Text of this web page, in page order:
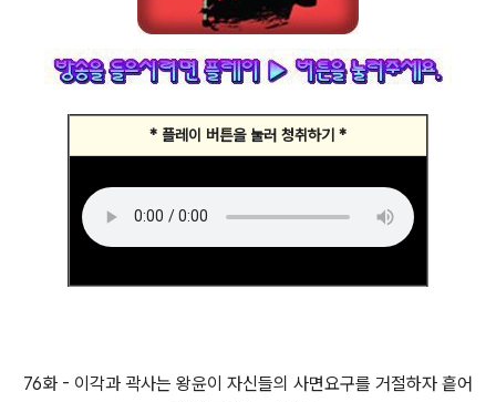
* 플레이 버튼을 눌러 청취하기 *
76화 - 이각과 곽사는 왕윤이 자신들의 사면요구를 거절하자 흩어